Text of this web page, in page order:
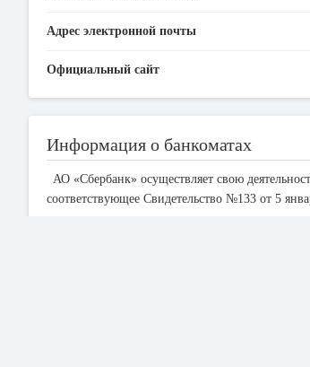
Адрес электронной почты
Официальный сайт
Информация о банкоматах
АО «Сбербанк» осуществляет свою
соответствующее Свидетельство №133 от 5